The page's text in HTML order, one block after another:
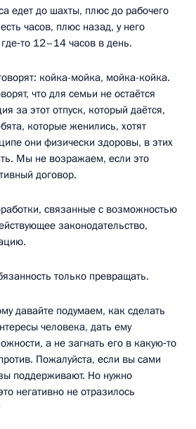
едет до шахты, плюс до рабочего
часов, плюс назад, у него
12–14 часов в день.
койка-мойка, мойка-койка.
что для семьи не остаётся
за этот отпуск, который даётся,
которые женились, хотят
они физически здоровы, в этих
Мы не возражаем, если это
договор.
связанные с возможностью
законодательство,
только превращать.
давайте подумаем, как сделать
человека, дать ему
а не загнать его в какую‑то
Пожалуйста, если вы сами
поддерживают. Но нужно
негативно не отразилось